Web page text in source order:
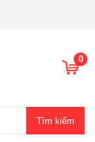
0
Tìm kiếm